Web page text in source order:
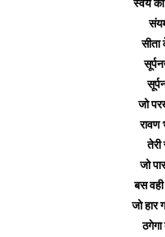
स्वयं
जो
रावण
तेरी
जो
बस
जो हार
ठगेगा